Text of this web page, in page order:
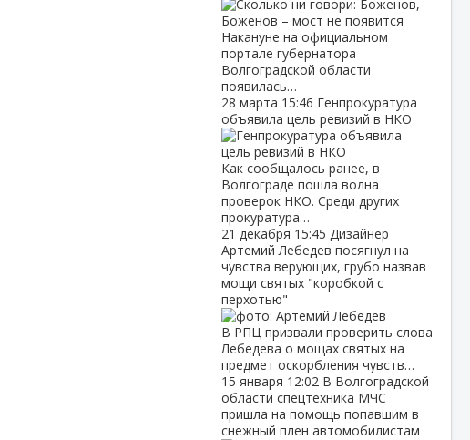
Накануне на официальном
портале губернатора
Волгоградской области
появилась…
28 марта 15:46 Генпрокуратура
объявила цель ревизий в НКО
Как сообщалось ранее, в
Волгограде пошла волна
проверок НКО. Среди других
прокуратура…
21 декабря 15:45 Дизайнер
Артемий Лебедев посягнул на
чувства верующих, грубо назвав
мощи святых "коробкой с
перхотью"
В РПЦ призвали проверить слова
Лебедева о мощах святых на
предмет оскорбления чувств…
15 января 12:02 В Волгоградской
области спецтехника МЧС
пришла на помощь попавшим в
снежный плен автомобилистам